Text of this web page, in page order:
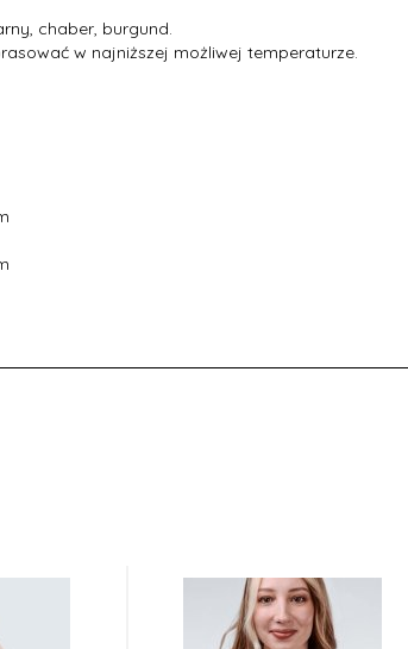
chaber, burgund.
w najniższej możliwej temperaturze.